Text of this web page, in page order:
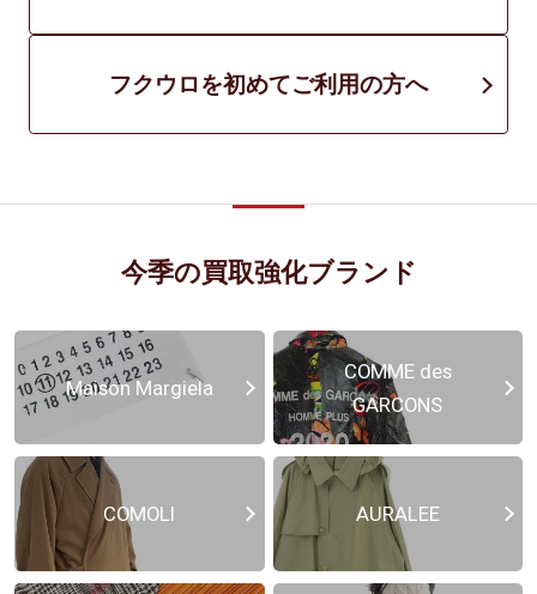
フクウロを初めてご利用の方へ
今季の買取強化ブランド
Maison Margiela
COMME des
GARCONS
COMOLI AURALEE